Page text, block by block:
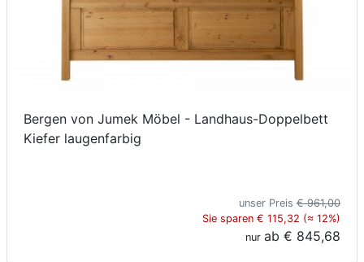
Bergen von Jumek Möbel - Landhaus-Doppelbett
Kiefer laugenfarbig
unser Preis € 961,00
Sie sparen € 115,32 (≈ 12%)
nur ab € 845,68